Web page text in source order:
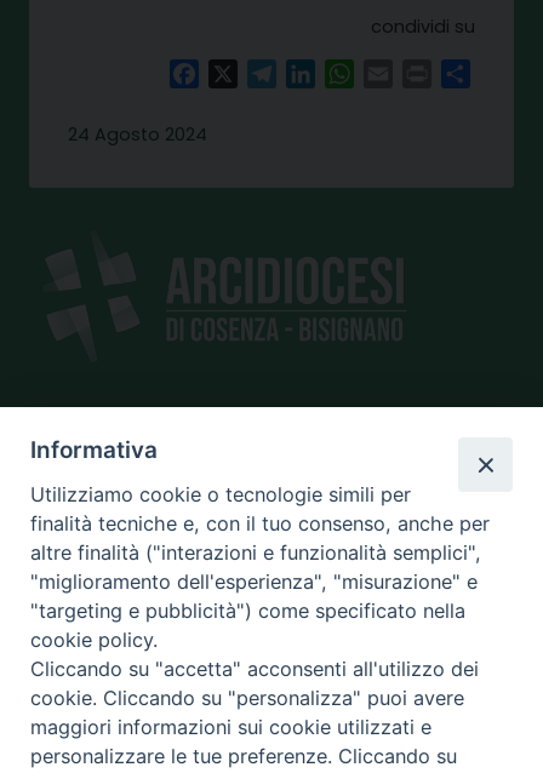
condividi su
FacebookTelegramLinkedInWhatsAppPrint
24 Agosto 2024
SEDE
piazza Giano Parrasio, 16
87100 Cosenza
CONTATTI
e@mail:info@diocesicosenza.it
tel: +39 0984 687712
Informativa
Utilizziamo cookie o tecnologie simili per
finalità tecniche e, con il tuo consenso, anche per
altre finalità ("interazioni e funzionalità semplici",
"miglioramento dell'esperienza", "misurazione" e
"targeting e pubblicità") come specificato nella
cookie policy.
Cliccando su "accetta" acconsenti all'utilizzo dei
cookie. Cliccando su "personalizza" puoi avere
maggiori informazioni sui cookie utilizzati e
personalizzare le tue preferenze. Cliccando su